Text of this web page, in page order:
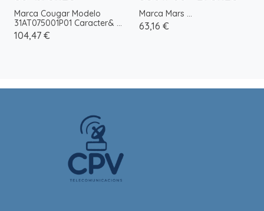
Marca Cougar Modelo
31AT075001P01 Caracter& ...
104,47 €
Marca Mars ...
63,16 €